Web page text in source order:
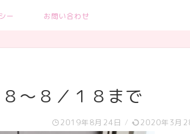
ー お問い合わせ
～８／１８まで
2019年8月24日 / 2020年3月